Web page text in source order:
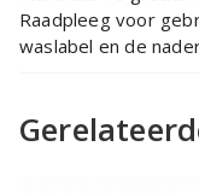
Raadpleeg voor
waslabel en de